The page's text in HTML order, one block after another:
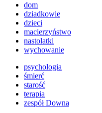
dom
dziadkowie
dzieci
macierzyństwo
nastolatki
wychowanie
psychologia
śmierć
starość
terapia
zespół Downa